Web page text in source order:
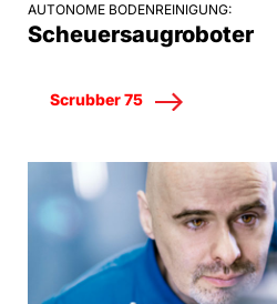
AUTONOME BODENREINIGUNG:
Scheuersaugroboter
Scrubber 75